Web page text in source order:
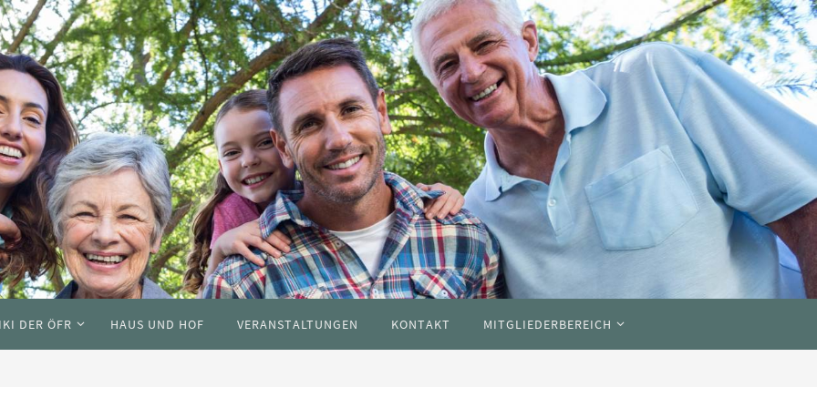
DER ÖFR HAUS UND HOF VERANSTALTUNGEN KONTAKT MITGLIEDERBEREICH